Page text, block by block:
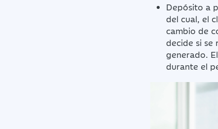
Depósito a
del cual, el
cambio de
decide si se
generado.
durante el